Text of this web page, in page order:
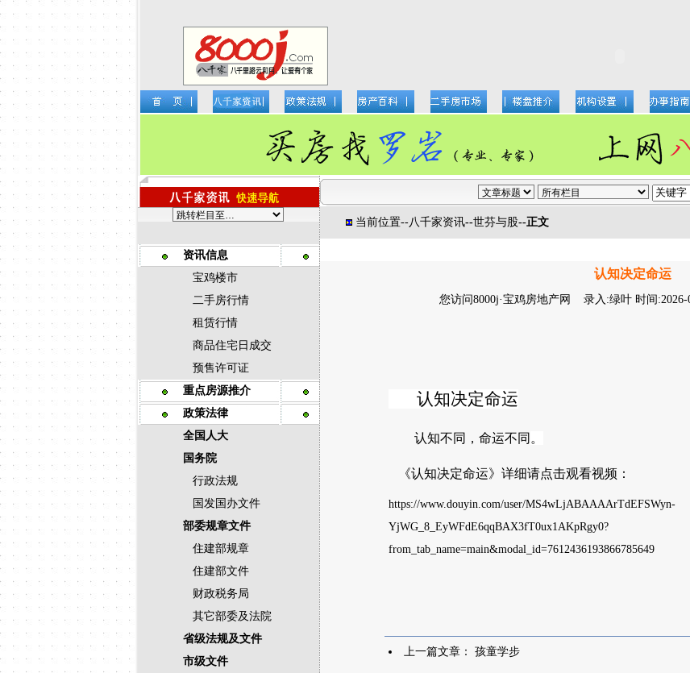
资讯信息
宝鸡楼市
二手房行情
租赁行情
商品住宅日成交
预售许可证
重点房源推介
政策法律
全国人大
国务院
行政法规
国发国办文件
部委规章文件
住建部规章
住建部文件
财政税务局
其它部委及法院
省级法规及文件
市级文件
当前位置--八千家资讯--世芬与股--正文
认知决定命运
您访问8000j·宝鸡房地产网 录入:绿叶 时间
认知决定命运
认知不同，命运不同 。
《认知决定命运》详细请点击观看视频：
https://www.douyin.com/user/MS4wLjABAAAArTdEFSWyn-
YjWG_8_EyWFdE6qqBAX3fT0ux1AKpRgy0?
from_tab_name=main&modal_id=7612436193866785649
上一篇文章： 孩童学步